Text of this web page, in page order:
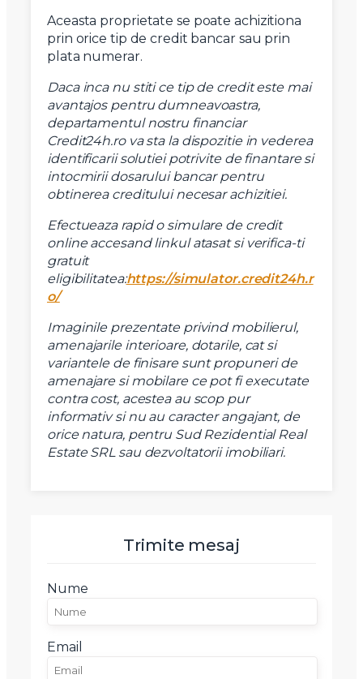
Aceasta proprietate se poate achizitiona
prin orice tip de credit bancar sau prin
plata numerar.
Daca inca nu stiti ce tip de credit este mai
avantajos pentru dumneavoastra,
departamentul nostru financiar
Credit24h.ro va sta la dispozitie in vederea
identificarii solutiei potrivite de finantare si
intocmirii dosarului bancar pentru
obtinerea creditului necesar achizitiei.
Efectueaza rapid o simulare de credit
online accesand linkul atasat si verifica-ti
gratuit
eligibilitatea:https://simulator.credit24h.r
o/
Imaginile prezentate privind mobilierul,
amenajarile interioare, dotarile, cat si
variantele de finisare sunt propuneri de
amenajare si mobilare ce pot fi executate
contra cost, acestea au scop pur
informativ si nu au caracter angajant, de
orice natura, pentru Sud Rezidential Real
Estate SRL sau dezvoltatorii imobiliari.
Trimite mesaj
Nume
Email
Am citit si sunt de acord cu
termenii si conditiile
SudRezidential.ro
Sunt de acord cu prelucrarea datelor cu caracter personal